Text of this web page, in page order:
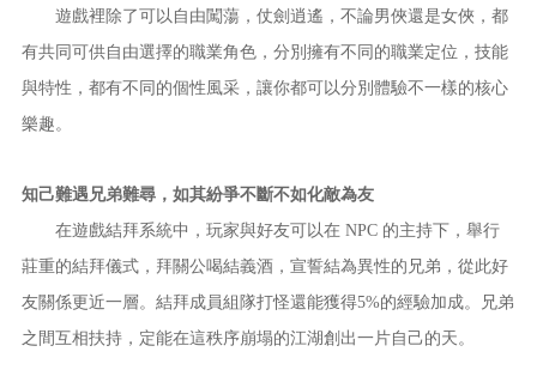
遊戲裡除了可以自由闖蕩，仗劍逍遙，不論男俠還是女俠，都
有共同可供自由選擇的職業角色，分別擁有不同的職業定位，技能
與特性，都有不同的個性風采，讓你都可以分別體驗不一樣的核心
樂趣。
知己難遇兄弟難尋，如其紛爭不斷不如化敵為友
在遊戲結拜系統中，玩家與好友可以在 NPC 的主持下，舉行
莊重的結拜儀式，拜關公喝結義酒，宣誓結為異性的兄弟，從此好
友關係更近一層。結拜成員組隊打怪還能獲得5%的經驗加成。兄弟
之間互相扶持，定能在這秩序崩塌的江湖創出一片自己的天。